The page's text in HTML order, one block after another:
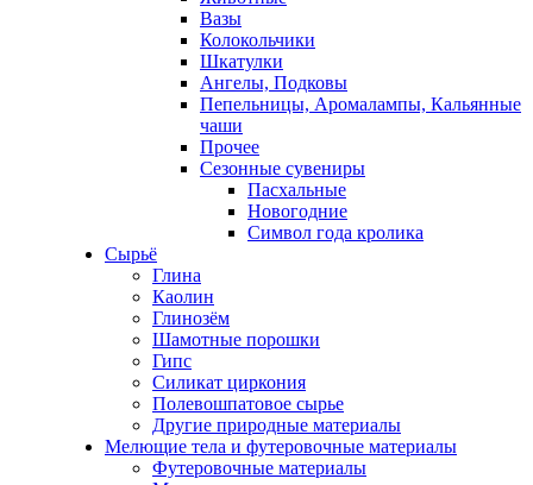
Вазы
Колокольчики
Шкатулки
Ангелы, Подковы
Пепельницы, Аромалампы, Кальянные
чаши
Прочее
Сезонные сувениры
Пасхальные
Новогодние
Символ года кролика
Сырьё
Глина
Каолин
Глинозём
Шамотные порошки
Гипс
Силикат циркония
Полевошпатовое сырье
Другие природные материалы
Мелющие тела и футеровочные материалы
Футеровочные материалы